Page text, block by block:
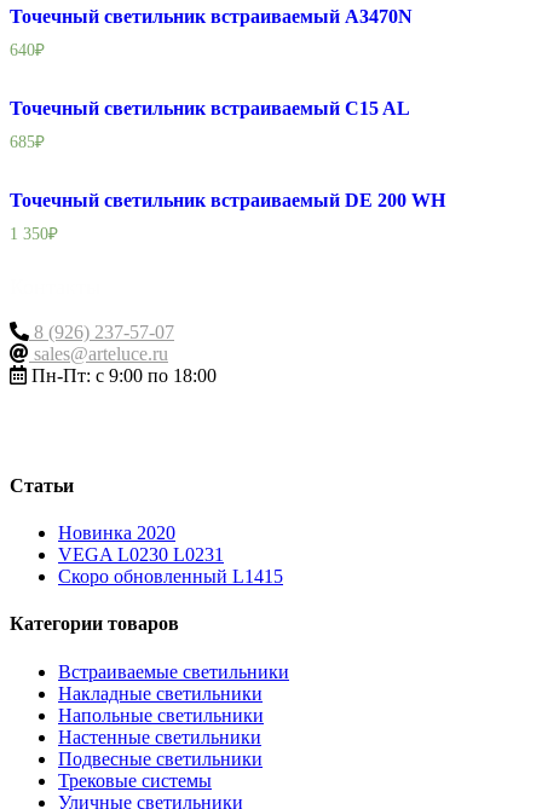
Точечный светильник встраиваемый A3470N
640₽
Точечный светильник встраиваемый C15 AL
685₽
Точечный светильник встраиваемый DE 200 WH
1 350₽
8 (926) 237-57-07
sales@arteluce.ru
Пн-Пт: с 9:00 по 18:00
Статьи
Новинка 2020
VEGA L0230 L0231
Скоро обновленный L1415
Категории товаров
Встраиваемые светильники
Накладные светильники
Напольные светильники
Настенные светильники
Подвесные светильники
Трековые системы
Уличные светильники